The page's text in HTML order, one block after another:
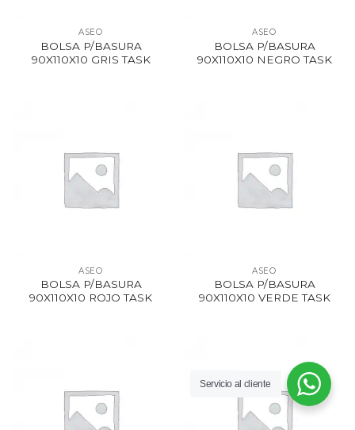
ASEO
BOLSA P/BASURA
90X110X10 GRIS TASK
ASEO
BOLSA P/BASURA
90X110X10 NEGRO TASK
ASEO
BOLSA P/BASURA
90X110X10 ROJO TASK
ASEO
BOLSA P/BASURA
90X110X10 VERDE TASK
Servicio al cliente